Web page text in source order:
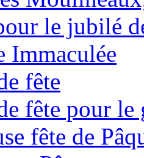
le jubilé
Immaculée
fête
fête pour le
fête de